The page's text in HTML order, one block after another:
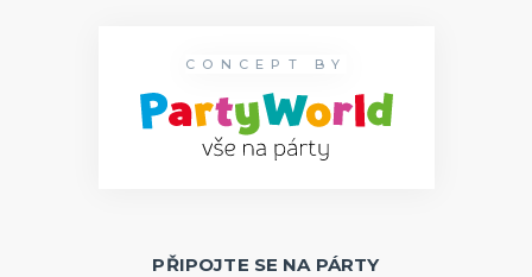
CONCEPT BY
PŘIPOJTE SE NA PÁRTY